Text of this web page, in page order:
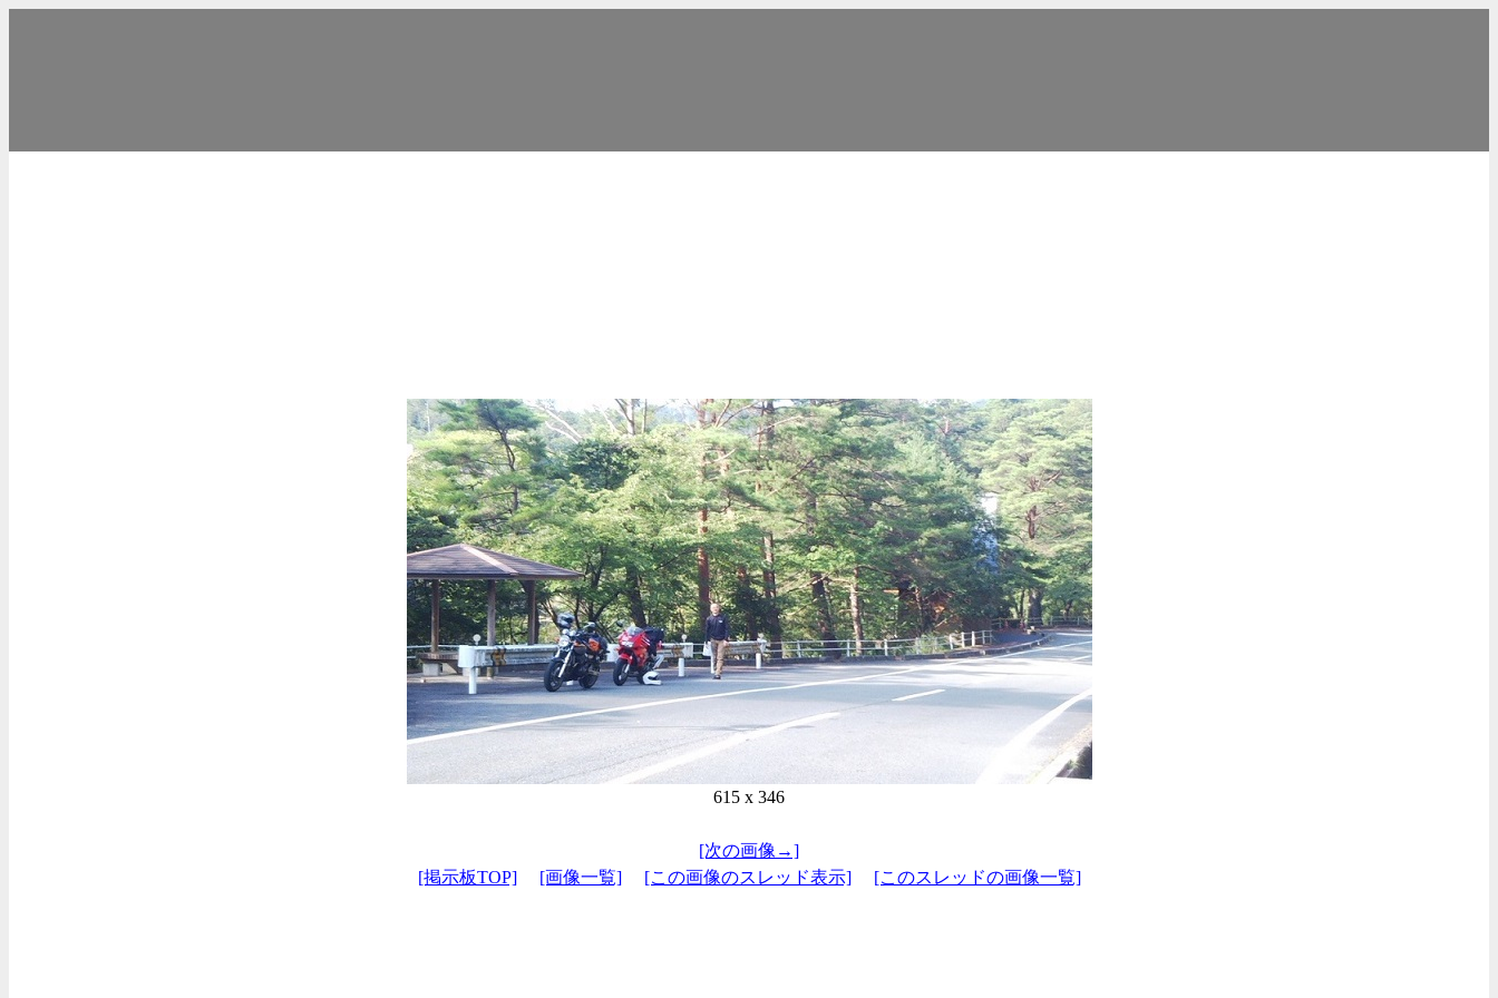
615 x 346
[次の画像→]
[掲示板TOP]
[画像一覧] [この画像のスレッド表示] [このスレッドの画像一覧]